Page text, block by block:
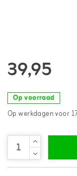
39,95
Op voorraad
Op werkdagen voor